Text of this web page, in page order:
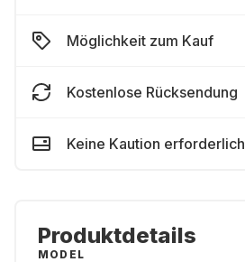
Möglichkeit zum Kauf
Kostenlose Rücksendung
Keine Kaution erforderlich
Produktdetails
MODEL